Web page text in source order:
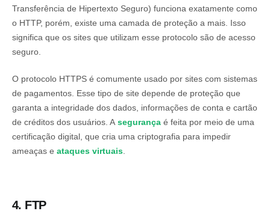
Transferência de Hipertexto Seguro) funciona exatamente como
o HTTP, porém, existe uma camada de proteção a mais. Isso
significa que os sites que utilizam esse protocolo são de acesso
seguro.
O protocolo HTTPS é comumente usado por sites com sistemas
de pagamentos. Esse tipo de site depende de proteção que
garanta a integridade dos dados, informações de conta e cartão
de créditos dos usuários. A segurança é feita por meio de uma
certificação digital, que cria uma criptografia para impedir
ameaças e ataques virtuais.
4. FTP